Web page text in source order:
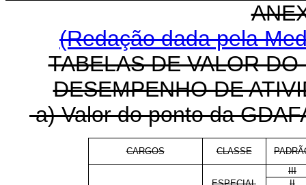
(Redação dada pela
TABELAS DE VALOR
DESEMPENHO DE
a) Valor do ponto da
CARGOS CLASSE
III